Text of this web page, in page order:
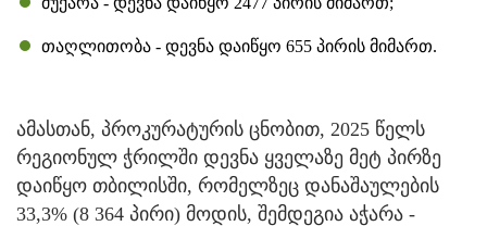
თაღლითობა - დევნა დაიწყო 655 პირის მიმართ.
ამასთან, პროკურატურის ცნობით, 2025 წელს
რეგიონულ ჭრილში დევნა ყველაზე მეტ პირზე
დაიწყო თბილისში, რომელზეც დანაშაულების
33,3% (8 364 პირი) მოდის, შემდეგია აჭარა -